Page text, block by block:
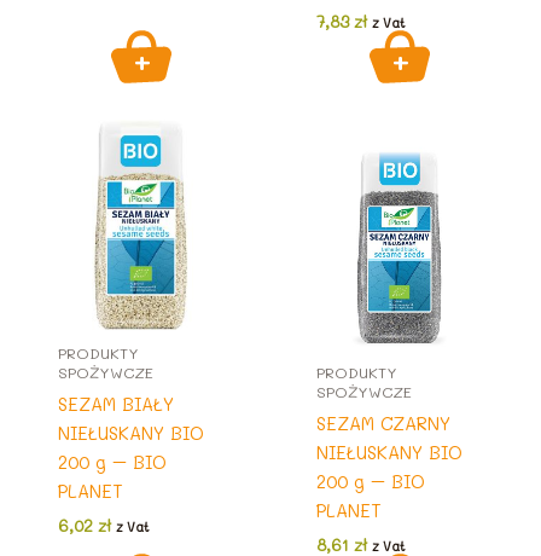
7,83zł z Vat
PRODUKTY
SPOŻYWCZE
SEZAM BIAŁY
NIEŁUSKANY BIO
200 g – BIO
PLANET
6,02 zł z Vat
PRODUKTY
SPOŻYWCZE
SEZAM CZARNY
NIEŁUSKANY BIO
200 g – BIO
PLANET
8,61 zł z Vat